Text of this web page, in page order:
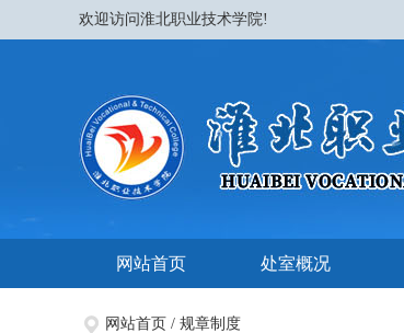
欢迎访问淮北职业技术学院!
网站首页 处室概况
网站首页 / 规章制度